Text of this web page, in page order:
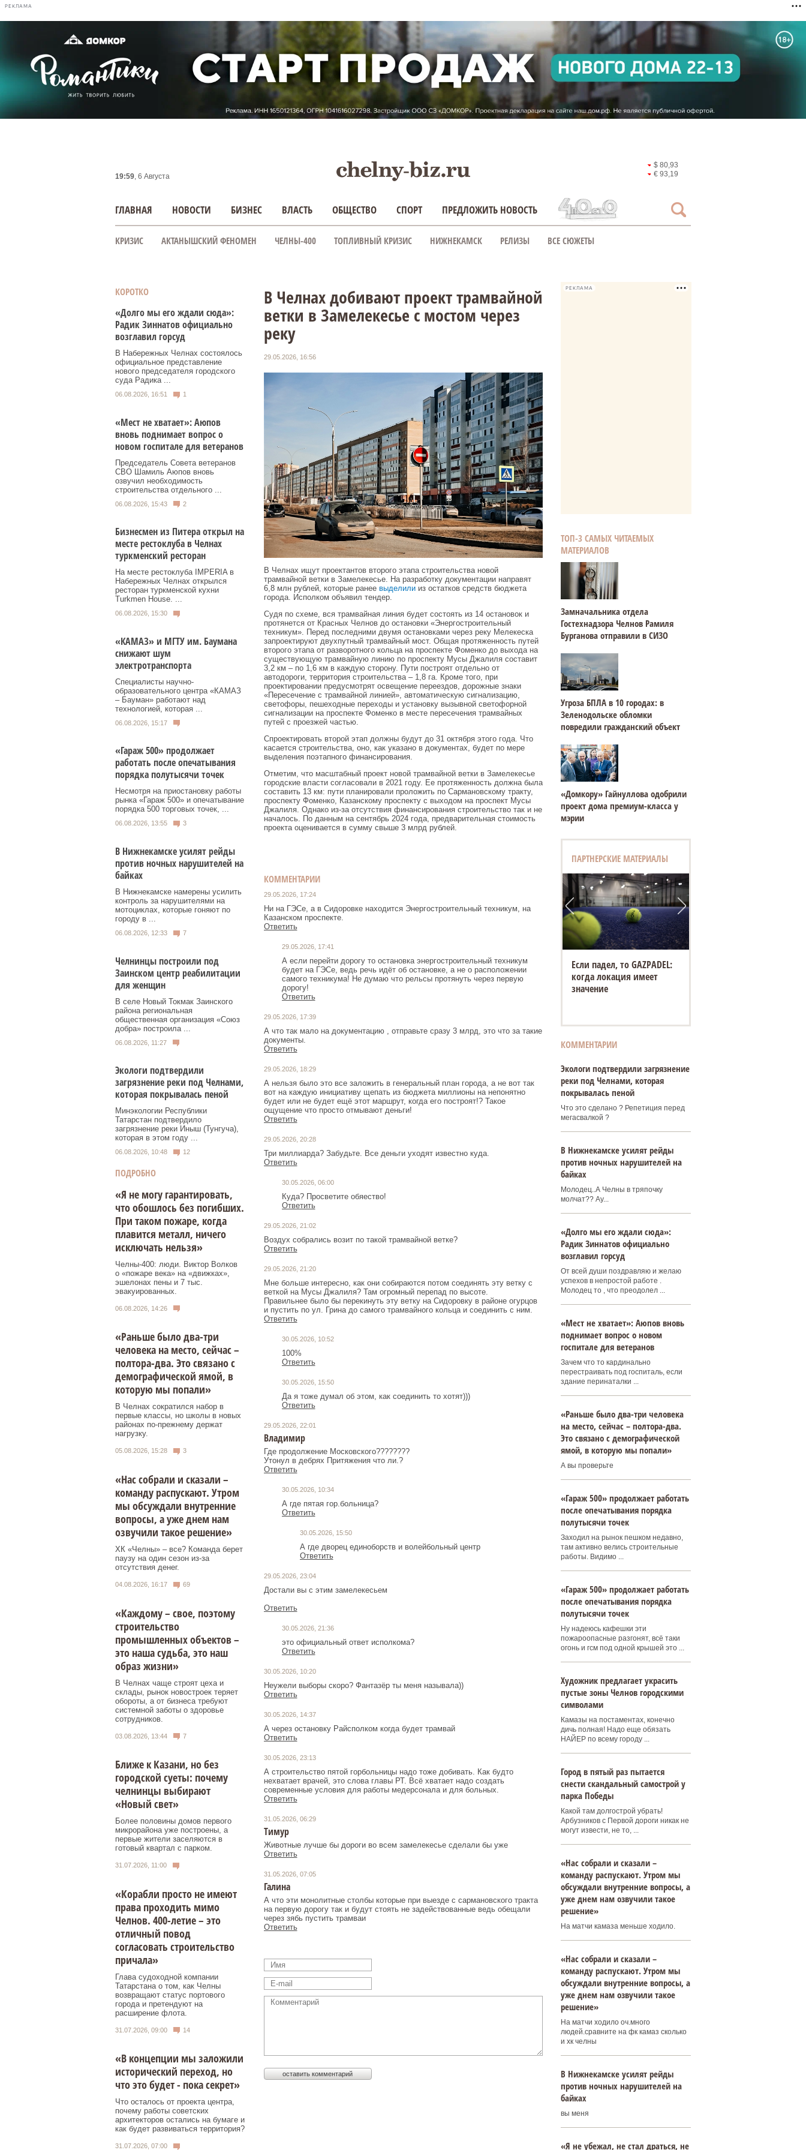
РЕКЛАМА
19:59, 6 Августа
$ 80,93
€ 93,19
ГЛАВНАЯ НОВОСТИ БИЗНЕС ВЛАСТЬ ОБЩЕСТВО СПОРТ ПРЕДЛОЖИТЬ НОВОСТЬ
КРИЗИС АКТАНЫШСКИЙ ФЕНОМЕН ЧЕЛНЫ-400 ТОПЛИВНЫЙ КРИЗИС НИЖНЕКАМСК РЕЛИЗЫ ВСЕ СЮЖЕТЫ
КОРОТКО
«Долго мы его ждали сюда»:
Радик Зиннатов официально
возглавил горсуд
В Набережных Челнах состоялось
официальное представление
нового председателя городского
суда Радика ...
06.08.2026, 16:51 1
«Мест не хватает»: Аюпов
вновь поднимает вопрос о
новом госпитале для ветеранов
Председатель Совета ветеранов
СВО Шамиль Аюпов вновь
озвучил необходимость
строительства отдельного ...
06.08.2026, 15:43 2
Бизнесмен из Питера открыл на
месте рестоклуба в Челнах
туркменский ресторан
На месте рестоклуба IMPERIA в
Набережных Челнах открылся
ресторан туркменской кухни
Turkmen House. ...
06.08.2026, 15:30
«КАМАЗ» и МГТУ им. Баумана
снижают шум
электротранспорта
Специалисты научно-
образовательного центра «КАМАЗ
– Бауман» работают над
технологией, которая ...
06.08.2026, 15:17
«Гараж 500» продолжает
работать после опечатывания
порядка полутысячи точек
Несмотря на приостановку работы
рынка «Гараж 500» и опечатывание
порядка 500 торговых точек, ...
06.08.2026, 13:55 3
В Нижнекамске усилят рейды
против ночных нарушителей на
байках
В Нижнекамске намерены усилить
контроль за нарушителями на
мотоциклах, которые гоняют по
городу в ...
06.08.2026, 12:33 7
Челнинцы построили под
Заинском центр реабилитации
для женщин
В селе Новый Токмак Заинского
района региональная
общественная организация «Союз
добра» построила ...
06.08.2026, 11:27
Экологи подтвердили
загрязнение реки под Челнами,
которая покрывалась пеной
Минэкологии Республики
Татарстан подтвердило
загрязнение реки Иныш (Тунгуча),
которая в этом году ...
06.08.2026, 10:48 12
ПОДРОБНО
«Я не могу гарантировать,
что обошлось без погибших.
При таком пожаре, когда
плавится металл, ничего
исключать нельзя»
Челны-400: люди. Виктор Волков
о «пожаре века» на «движках»,
эшелонах пены и 7 тыс.
эвакуированных.
06.08.2026, 14:26
«Раньше было два-три
человека на место, сейчас –
полтора-два. Это связано с
демографической ямой, в
которую мы попали»
В Челнах сократился набор в
первые классы, но школы в новых
районах по-прежнему держат
нагрузку.
05.08.2026, 15:28 3
«Нас собрали и сказали –
команду распускают. Утром
мы обсуждали внутренние
вопросы, а уже днем нам
озвучили такое решение»
ХК «Челны» – все? Команда берет
паузу на один сезон из-за
отсутствия денег.
04.08.2026, 16:17 69
«Каждому – свое, поэтому
строительство
промышленных объектов –
это наша судьба, это наш
образ жизни»
В Челнах чаще строят цеха и
склады, рынок новостроек теряет
обороты, а от бизнеса требуют
системной заботы о здоровье
сотрудников.
03.08.2026, 13:44 7
Ближе к Казани, но без
городской суеты: почему
челнинцы выбирают
«Новый свет»
Более половины домов первого
микрорайона уже построены, а
первые жители заселяются в
готовый квартал с парком.
31.07.2026, 11:00
«Корабли просто не имеют
права проходить мимо
Челнов. 400-летие – это
отличный повод
согласовать строительство
причала»
Глава судоходной компании
Татарстана о том, как Челны
возвращают статус портового
города и претендуют на
расширение флота.
31.07.2026, 09:00 14
«В концепции мы заложили
исторический переход, но
что это будет - пока секрет»
Что осталось от проекта центра,
почему работы советских
архитекторов остались на бумаге и
как будет развиваться территория?
31.07.2026, 07:00
В Челнах добивают проект трамвайной
ветки в Замелекесье с мостом через
реку
29.05.2026, 16:56
В Челнах ищут проектантов второго этапа строительства новой
трамвайной ветки в Замелекесье. На разработку документации направят
6,8 млн рублей, которые ранее выделилииз остатков средств бюджета
города. Исполком объявил тендер.
Судя по схеме, вся трамвайная линия будет состоять из 14 остановок и
протянется от Красных Челнов до остановки «Энергостроительный
техникум». Перед последними двумя остановками через реку Мелекеска
запроектируют двухпутный трамвайный мост. Общая протяженность путей
второго этапа от разворотного кольца на проспекте Фоменко до выхода на
существующую трамвайную линию по проспекту Мусы Джалиля составит
3,2 км – по 1,6 км в каждую сторону. Пути построят отдельно от
автодороги, территория строительства – 1,8 га. Кроме того, при
проектировании предусмотрят освещение переездов, дорожные знаки
«Пересечение с трамвайной линией», автоматическую сигнализацию,
светофоры, пешеходные переходы и установку вызывной светофорной
сигнализации на проспекте Фоменко в месте пересечения трамвайных
путей с проезжей частью.
Спроектировать второй этап должны будут до 31 октября этого года. Что
касается строительства, оно, как указано в документах, будет по мере
выделения поэтапного финансирования.
Отметим, что масштабный проект новой трамвайной ветки в Замелекесье
городские власти согласовали в 2021 году. Ее протяженность должна была
составить 13 км: пути планировали проложить по Сармановскому тракту,
проспекту Фоменко, Казанскому проспекту с выходом на проспект Мусы
Джалиля. Однако из‑за отсутствия финансирования строительство так и не
началось. По данным на сентябрь 2024 года, предварительная стоимость
проекта оценивается в сумму свыше 3 млрд рублей.
КОММЕНТАРИИ
29.05.2026, 17:24
Ни на ГЭСе, а в Сидоровке находится Энергостроительный техникум, на
Казанском проспекте.
Ответить
29.05.2026, 17:41
А если перейти дорогу то остановка энергостроительный техникум
будет на ГЭСе, ведь речь идёт об остановке, а не о расположении
самого техникума! Не думаю что рельсы протянуть через первую
дорогу!
Ответить
29.05.2026, 17:39
А что так мало на документацию , отправьте сразу 3 млрд, это что за такие
документы.
Ответить
29.05.2026, 18:29
А нельзя было это все заложить в генеральный план города, а не вот так
вот на каждую инициативу щепать из бюджета миллионы на непонятно
будет или не будет ещё этот маршрут, когда его построят!? Такое
ощущение что просто отмывают деньги!
Ответить
29.05.2026, 20:28
Три миллиарда? Забудьте. Все деньги уходят известно куда.
Ответить
30.05.2026, 06:00
Куда? Просветите обяество!
Ответить
29.05.2026, 21:02
Воздух собрались возит по такой трамвайной ветке?
Ответить
29.05.2026, 21:20
Мне больше интересно, как они собираются потом соединять эту ветку с
веткой на Мусы Джалиля? Там огромный перепад по высоте.
Правильнее было бы перекинуть эту ветку на Сидоровку в районе огурцов
и пустить по ул. Грина до самого трамвайного кольца и соединить с ним.
Ответить
30.05.2026, 10:52
100%
Ответить
30.05.2026, 15:50
Да я тоже думал об этом, как соединить то хотят)))
Ответить
29.05.2026, 22:01
Владимир
Где продолжение Московского????????
Утонул в дебрях Притяжения что ли.?
Ответить
30.05.2026, 10:34
А где пятая гор.больница?
Ответить
30.05.2026, 15:50
А где дворец единоборств и волейбольный центр
Ответить
29.05.2026, 23:04
Достали вы с этим замелекесьем
Ответить
30.05.2026, 21:36
это официальный ответ исполкома?
Ответить
30.05.2026, 10:20
Неужели выборы скоро? Фантазёр ты меня называла))
Ответить
30.05.2026, 14:37
А через остановку Райсполком когда будет трамвай
Ответить
30.05.2026, 23:13
А строительство пятой горбольницы надо тоже добивать. Как будто
нехватает врачей, это слова главы РТ. Всё хватает надо создать
современные условия для работы медерсонала и для больных.
Ответить
31.05.2026, 06:29
Тимур
Животные лучше бы дороги во всем замелекесье сделали бы уже
Ответить
31.05.2026, 07:05
Галина
А что эти монолитные столбы которые при выезде с сармановского тракта
на первую дорогу так и будут стоять не задействованные ведь обещали
через зябь пустить трамваи
Ответить
РЕКЛАМА
ТОП-3 САМЫХ ЧИТАЕМЫХ
МАТЕРИАЛОВ
Замначальника отдела
Гостехнадзора Челнов Рамиля
Бурганова отправили в СИЗО
Угроза БПЛА в 10 городах: в
Зеленодольске обломки
повредили гражданский объект
«Домкору» Гайнуллова одобрили
проект дома премиум-класса у
мэрии
ПАРТНЕРСКИЕ МАТЕРИАЛЫ
Если падел, то GAZPADEL:
когда локация имеет
значение
«Белый город» открывает
новую площадку на
Спасской ярмарке в
КОММЕНТАРИИ
Экологи подтвердили загрязнение
реки под Челнами, которая
покрывалась пеной
Что это сделано ? Репетиция перед
мегасвалкой ?
В Нижнекамске усилят рейды
против ночных нарушителей на
байках
Молодец..А Челны в тряпочку
молчат?? Ау...
«Долго мы его ждали сюда»:
Радик Зиннатов официально
возглавил горсуд
От всей души поздравляю и желаю
успехов в непростой работе .
Молодец то , что преодолел ...
«Мест не хватает»: Аюпов вновь
поднимает вопрос о новом
госпитале для ветеранов
Зачем что то кардинально
перестраивать под госпиталь, если
здание перинаталки ...
«Раньше было два-три человека
на место, сейчас – полтора-два.
Это связано с демографической
ямой, в которую мы попали»
А вы проверьте
«Гараж 500» продолжает работать
после опечатывания порядка
полутысячи точек
Заходил на рынок пешком недавно,
там активно велись строительные
работы. Видимо ...
«Гараж 500» продолжает работать
после опечатывания порядка
полутысячи точек
Ну надеюсь кафешки эти
пожароопасные разгонят, всё таки
огонь и гсм под одной крышей это ...
Художник предлагает украсить
пустые зоны Челнов городскими
символами
Камазы на постаментах, конечно
дичь полная! Надо еще обязать
НАЙЕР по всему городу ...
Город в пятый раз пытается
снести скандальный самострой у
парка Победы
Какой там долгострой убрать!
Арбузников с Первой дороги никак не
могут извести, не то, ...
«Нас собрали и сказали –
команду распускают. Утром мы
обсуждали внутренние вопросы, а
уже днем нам озвучили такое
решение»
На матчи камаза меньше ходило.
«Нас собрали и сказали –
команду распускают. Утром мы
обсуждали внутренние вопросы, а
уже днем нам озвучили такое
решение»
На матчи ходило оч.много
людей.сравните на фк камаз сколько
и хк челны
В Нижнекамске усилят рейды
против ночных нарушителей на
байках
вы меня
«Я не убежал, не стал драться, не